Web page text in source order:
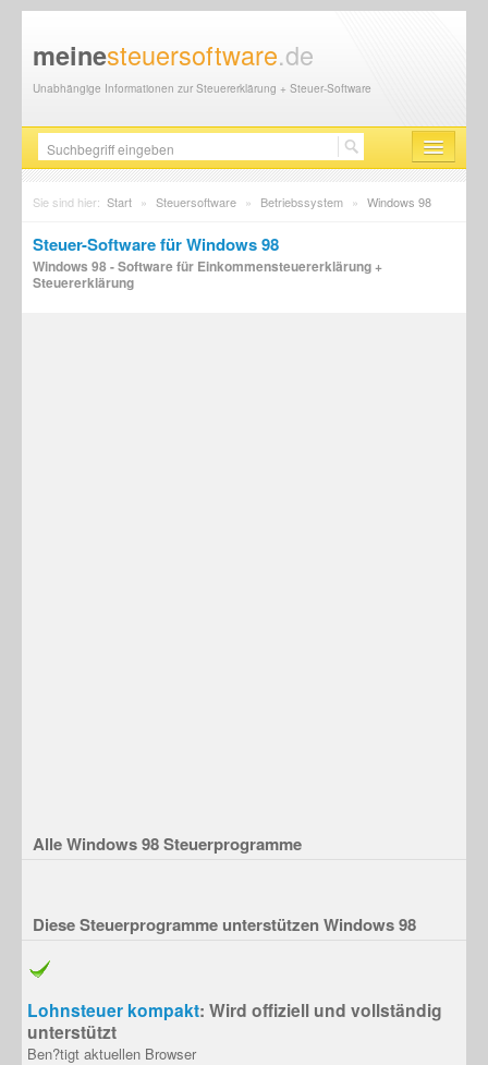
meinesteuersoftware.de
Unabhängige Informationen zur Steuererklärung + Steuer-Software
Steuersoftware
Steuer-News
Sie sind hier: Start » Steuersoftware » Betriebssystem » Windows 98
Steuer-Software für Windows 98
Windows 98 - Software für Einkommensteuererklärung +
Steuererklärung
Alle Windows 98 Steuerprogramme
Diese Steuerprogramme unterstützen Windows 98
Lohnsteuer kompakt: Wird offiziell und vollständig
unterstützt
Ben?tigt aktuellen Browser